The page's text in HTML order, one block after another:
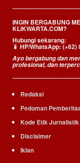
INGIN BERGABUNG
KLIKWARTA.COM?
Hubungi sekarang:
📱HP/WhatsApp:(+62)
Ayo bergabung dan
profesional, dan
Redaksi
Pedoman
Kode Etik Jurnalistik
Disclaimer
Iklan